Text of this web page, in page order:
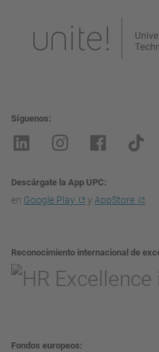
Síguenos
Descárgate la App UPC
en Google Play y AppStore
Reconocimiento internacional de
Fondos europeos